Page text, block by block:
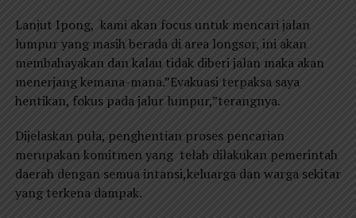
Lanjut Ipong, kami akan focus untuk mencari jalan
lumpur yang masih berada di area longsor, ini akan
membahayakan dan kalau tidak diberi jalan maka akan
menerjang kemana-mana.”Evakuasi terpaksa saya
hentikan, fokus pada jalur lumpur,”terangnya.
Dijelaskan pula, penghentian proses pencarian
merupakan komitmen yang telah dilakukan pemerintah
daerah dengan semua intansi,keluarga dan warga sekitar
yang terkena dampak.